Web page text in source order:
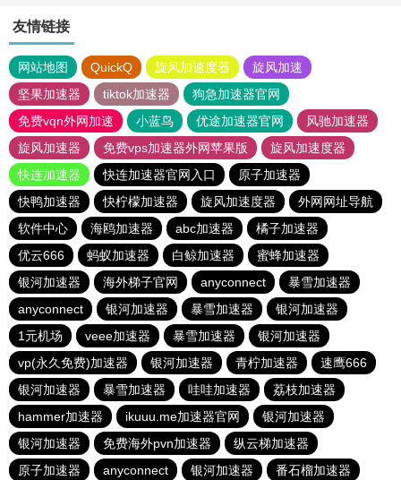
友情链接
网站地图 QuickQ 旋风加速度器
旋风加速
坚果加速器
tiktok加速器
狗急加速器官网
免费vqn外网加速
小蓝鸟 优途加速器官网
风驰加速器
旋风加速器
免费vps加速器外网苹果版
旋风加速度器
快连加速器
快连加速器官网入口
原子加速器
快鸭加速器
快柠檬加速器 旋风加速度器
外网网址导航
软件中心
海鸥加速器 abc加速器
橘子加速器
优云666
蚂蚁加速器 白鲸加速器
蜜蜂加速器
银河加速器
海外梯子官网 anyconnect
暴雪加速器
anyconnect
银河加速器 暴雪加速器
银河加速器
1元机场
veee加速器 暴雪加速器
银河加速器
vp(永久免费)加速器
银河加速器 青柠加速器
速鹰666
银河加速器
暴雪加速器 哇哇加速器
荔枝加速器
hammer加速器
ikuuu.me加速器官网
银河加速器
银河加速器
免费海外pvn加速器
纵云梯加速器
原子加速器
anyconnect 银河加速器 番石榴加速器